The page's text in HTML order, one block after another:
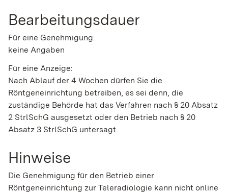
Bearbeitungsdauer
Für eine Genehmigung:
keine Angaben
Für eine Anzeige:
Nach Ablauf der 4 Wochen dürfen Sie die
Röntgeneinrichtung betreiben, es sei denn, die
zuständige Behörde hat das Verfahren nach § 20 Absatz
2 StrlSchG ausgesetzt oder den Betrieb nach § 20
Absatz 3 StrlSchG untersagt.
Hinweise
Die Genehmigung für den Betrieb einer
Röntgeneinrichtung zur Teleradiologie kann nicht online